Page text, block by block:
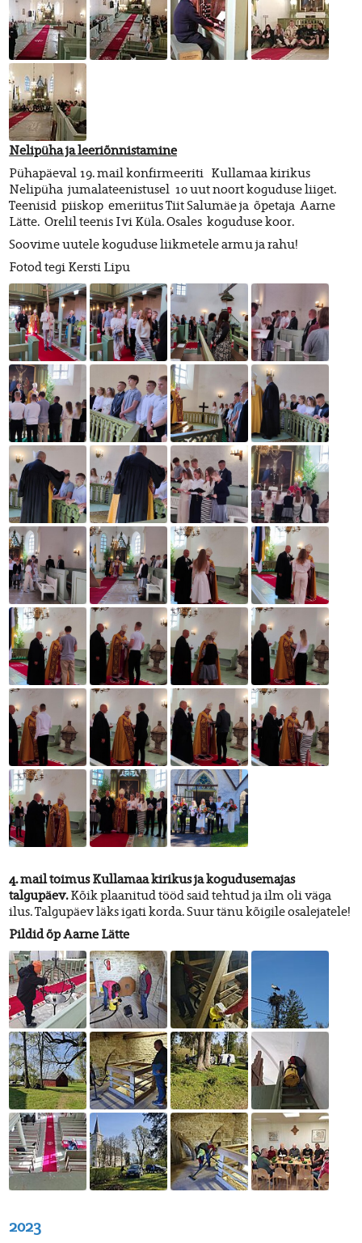
Nelipüha ja leeriõnnistamine
Pühapäeval 19. mail konfirmeeriti Kullamaa kirikus
Nelipüha jumalateenistusel 10 uut noort koguduse liiget.
Teenisid piiskop emeriitus Tiit Salumäe ja õpetaja Aarne
Lätte. Orelil teenis Ivi Küla. Osales koguduse koor.
Soovime uutele koguduse liikmetele armu ja rahu!
Fotod tegi Kersti Lipu
4. mail toimus Kullamaa kirikus ja kogudusemajas
talgupäev.Kõik plaanitud tööd said tehtud ja ilm oli väga
ilus. Talgupäev läks igati korda. Suur tänu kõigile osalejatele!
Pildid õp Aarne Lätte
2023